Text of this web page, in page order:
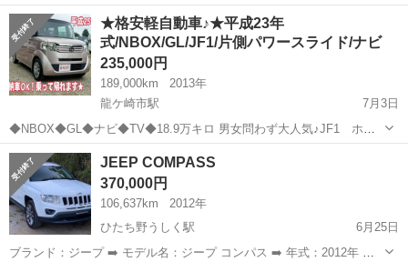
ダ N-ONE GL！！ 小回りのきくカッコイイ一台です✨ たくさんの
ご問い合わせお待ちしております！ ★車検ロング★ ...
茨城 稲敷郡 龍ケ崎市駅 その他 車両
★格安軽自動車♪★平成23年
式/NBOX/GL/JF1/片側パワースライド/ナビ
235,000円
189,000km
2013年
龍ケ崎市駅
7月3日
◆NBOX◆GL◆ナビ◆TV◆18.9万キロ 男女問わず大人気♪JF1 ホン
ダ NBOX GL！ 片側パワースライドで乗り降り楽ちん♪ 小さなお子
様がいる方にもおすすめです！！ たくさんのご問い合わせ...
茨城 稲敷郡
JEEP COMPASS
370,000円
106,637km
2012年
ひたち野うしく駅
6月25日
ブランド：ジープ ➡️ モデル名：ジープ コンパス ➡️ 年式：2012年 ➡️